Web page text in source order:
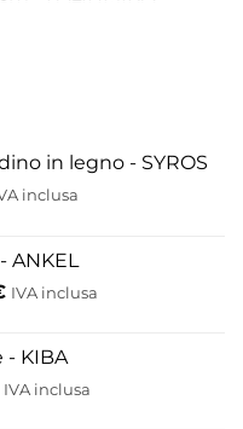
in legno - SYROS
€
€
inclusa
Fascia
da
200,60 €
IVA inclusa
- KIBA
IVA inclusa